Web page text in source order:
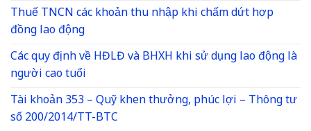
Thuế TNCN các khoản thu nhập khi chấm dứt hợp
đồng lao động
Các quy định về HĐLĐ và BHXH khi sử dụng lao động là
người cao tuổi
Tài khoản 353 – Quỹ khen thưởng, phúc lợi – Thông tư
số 200/2014/TT-BTC